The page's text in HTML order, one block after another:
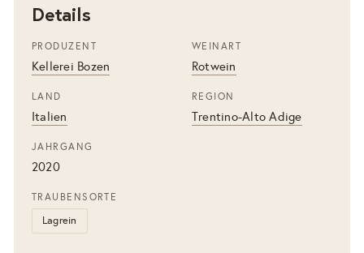
Details
PRODUZENT
Kellerei Bozen
WEINART
Rotwein
LAND
Italien
REGION
Trentino-Alto Adige
JAHRGANG
2020
TRAUBENSORTE
Lagrein